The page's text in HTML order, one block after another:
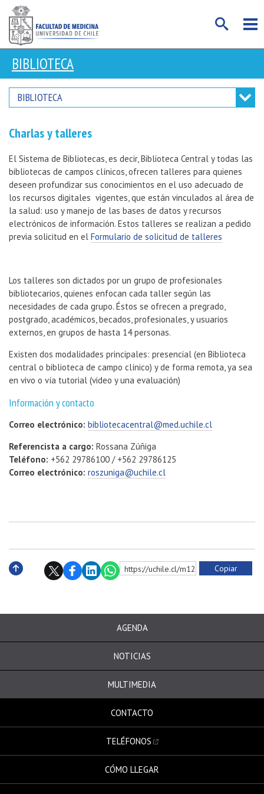
BIBLIOTECA
BIBLIOTECA
Charlas y talleres
El Sistema de Bibliotecas, es decir, Biblioteca Central y todas las
bibliotecas de campos clínicos, ofrecen talleres para quienes
deseen profundizar sus conocimientos en el uso adecuado de
los recursos digitales vigentes, que están vinculados al área de
la salud: uso y manejo de las bases de datos y recursos
electrónicos de información. Estos talleres se realizan a pedido
previa solicitud en el Formulario de solicitud de talleres
Los talleres son dictados por un grupo de profesionales
bibliotecarios, quienes enfocan cada taller según las
necesidades de cada grupo. Éstos se ofrecen a pregrado,
postgrado, académicos, becados, profesionales, y usuarios
externos, en grupos de hasta 14 personas.
Existen dos modalidades principales: presencial (en Biblioteca
central o biblioteca de campo clínico) y de forma remota, ya sea
en vivo o vía tutorial (video y una evaluación)
Información y contacto
Correo electrónico: bibliotecacentral@med.uchile.cl
Referencista a cargo: Rossana Zúñiga
Teléfono: +562 29786100 / +562 29786125
Correo electrónico: roszuniga@uchile.cl
https://uchile.cl/m124073 Copiar
AGENDA
NOTICIAS
MULTIMEDIA
CONTACTO
TELÉFONOS
CÓMO LLEGAR